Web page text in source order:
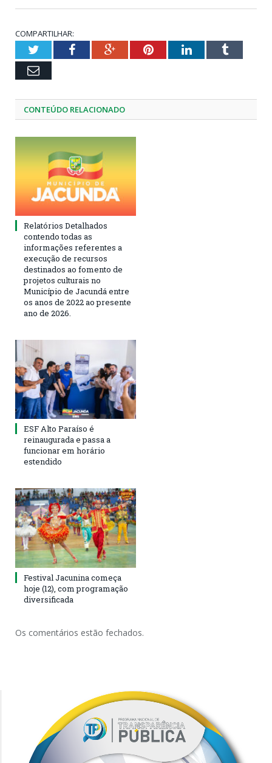
COMPARTILHAR:
TwitterFacebookGoogle+PinterestLinkedInTumblr
Email
CONTEÚDO RELACIONADO
Relatórios Detalhados
contendo todas as
informações referentes a
execução de recursos
destinados ao fomento de
projetos culturais no
Município de Jacundá entre
os anos de 2022 ao presente
ano de 2026.
ESF Alto Paraíso é
reinaugurada e passa a
funcionar em horário
estendido
Festival Jacunina começa
hoje (12), com programação
diversificada
Os comentários estão fechados.